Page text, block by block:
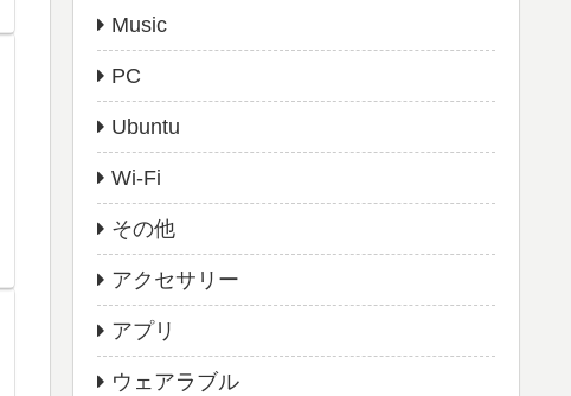
Music
PC
Ubuntu
Wi-Fi
その他
アクセサリー
アプリ
ウェアラブル